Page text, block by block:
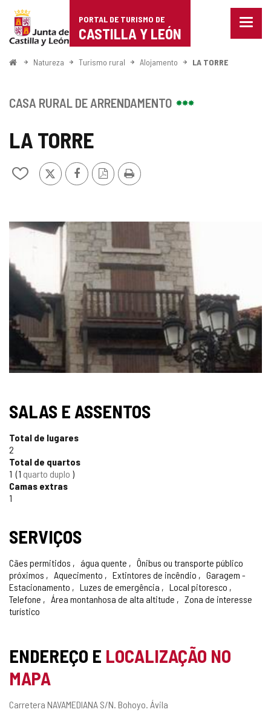
Portal
de
Turismo
Castilla
León
PORTAL DE TURISMO DE
CASTILLA Y LEÓN
Menu
ComeçoNatureza Turismo rural Alojamento LA TORRE
LA TORRE
Adicionar
meus
cadernos
x FacebookVersão
PDF
Imprimir
GALERIA
DE
IMAGENS
CASA RURAL DE ARRENDAMENTO
SALAS E ASSENTOS
Total de lugares
2
Total de quartos
1
1 quarto duplo
Camas extras
1
SERVIÇOS
Cães permitidos água quente
Ônibus ou transporte público
próximos
Aquecimento Extintores de incêndio
Garagem -
Estacionamento
Luzes de emergência
Local pitoresco
Telefone
Área montanhosa de alta altitude
Zona de interesse
turístico
ENDEREÇO E LOCALIZAÇÃO NO
MAPA
Endereço
Carretera NAVAMEDIANA S/N. Bohoyo. Ávila